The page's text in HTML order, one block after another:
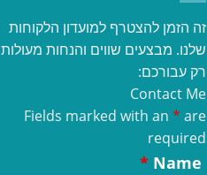
זה הזמן להצטרף למועדון הלקוחות
שלנו. מבצעים שווים והנחות מעולות
רק עבורכם:
Contact Me
Fields marked with an * are
required
Name
*